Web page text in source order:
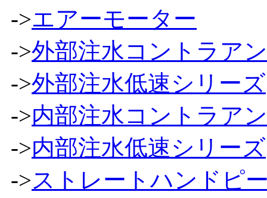
->エアーモーター
->外部注水コントラア
->外部注水低速シリーズ
->内部注水コントラア
->内部注水低速シリーズ
->ストレートハンドピ